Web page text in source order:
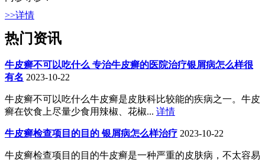
>>详情
热门资讯
牛皮癣不可以吃什么 专治牛皮癣的医院治疗银屑病怎么样很
有名 2023-10-22
牛皮癣不可以吃什么牛皮癣是皮肤科比较能的疾病之一。牛皮
癣在饮食上尽量少食用辣椒、花椒... 详情
牛皮癣检查项目的目的 银屑病怎么样治疗 2023-10-22
牛皮癣检查项目的目的牛皮癣是一种严重的皮肤病，不太容易